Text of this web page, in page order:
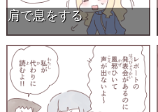
肩で息をする